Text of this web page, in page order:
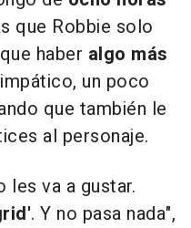
que Robbie solo
haber algo más
un poco
que también le
al personaje.
les va a gustar.
. Y no pasa nada",